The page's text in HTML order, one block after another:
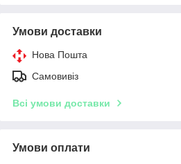
Умови доставки
Нова Пошта
Самовивіз
Всі умови доставки
Умови оплати